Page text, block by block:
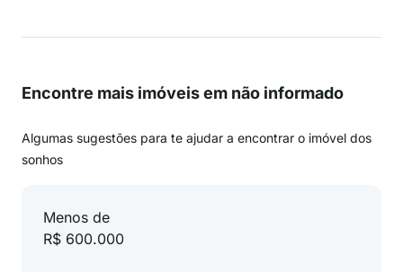
Encontre mais imóveis em não informado
Algumas sugestões para te ajudar a encontrar o imóvel dos
sonhos
Menos de
R$ 600.000